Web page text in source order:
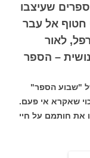
שעיצבו
חטוף אל עבר
לאור
– הספר
"שבוע הספר"
שאקרא אי פעם.
את חותמם על חיי